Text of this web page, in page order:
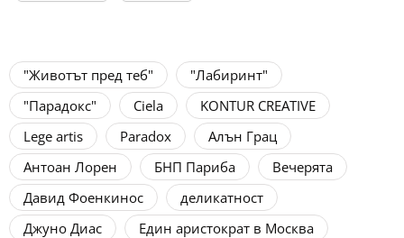
"Животът пред теб"
"Лабиринт"
"Парадокс"
Ciela
KONTUR CREATIVE
Lege artis
Paradox
Алън Грац
Антоан Лорен
БНП Париба
Вечерята
Давид Фоенкинос
деликатност
Джуно Диас
Един аристократ в Москва